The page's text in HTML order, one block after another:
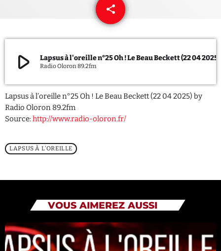
ADHÉRER OU SOUTENIR
Archives
juillet 2026
octobre 2025
août 2025
Catégories
Non catégorisé
Sports
share
email
play_arrow Lapsus à l'oreille n°25 Oh ! Le Beau Beckett (22 04 2025)
Radio Oloron 89.2fm
Lapsus à l’oreille n°25 Oh ! Le Beau Beckett (22 04 2025) by
Radio Oloron 89.2fm
Source:http://www.radio-oloron.fr/
LAPSUS À L’OREILLE
VOUS AIMEREZ AUSSI